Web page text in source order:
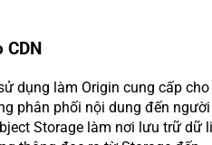
dụng làm Origin cung cấp cho
phân phối nội dung đến người
Storage làm nơi lưu trữ dữ